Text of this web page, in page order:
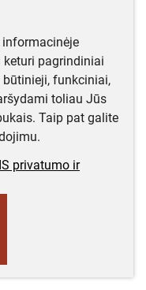
pagrindiniai
funkciniai,
toliau Jūs
Taip pat galite
privatumo ir